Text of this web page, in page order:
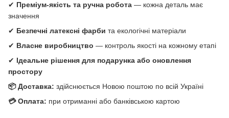
✔ Преміум-якість та ручна робота — кожна деталь має
значення
✔ Безпечні латексні фарби та екологічні матеріали
✔ Власне виробництво — контроль якості на кожному етапі
✔ Ідеальне рішення для подарунка або оновлення
простору
📦 Доставка: здійснюється Новою поштою по всій Україні
💳 Оплата: при отриманні або банківською картою